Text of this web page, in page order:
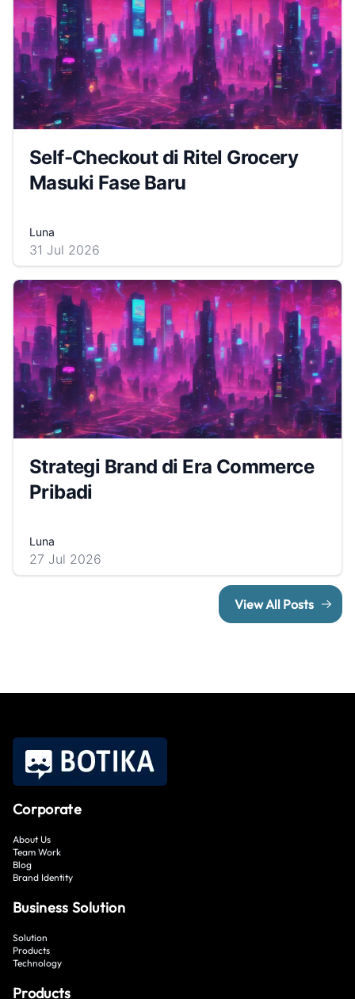
Self-Checkout di Ritel Grocery
Masuki Fase Baru
Luna
31 Jul 2026
Strategi Brand di Era Commerce
Pribadi
Luna
27 Jul 2026
View All Posts
Corporate
About Us
Team Work
Blog
Brand Identity
Business Solution
Solution
Products
Technology
Products